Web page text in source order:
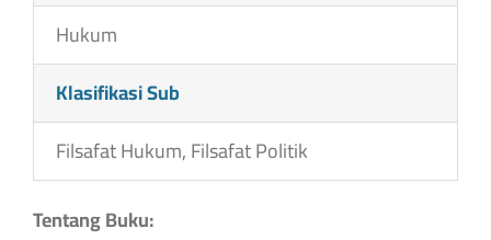
Hukum
Klasifikasi Sub
Filsafat Hukum, Filsafat Politik
Tentang Buku: